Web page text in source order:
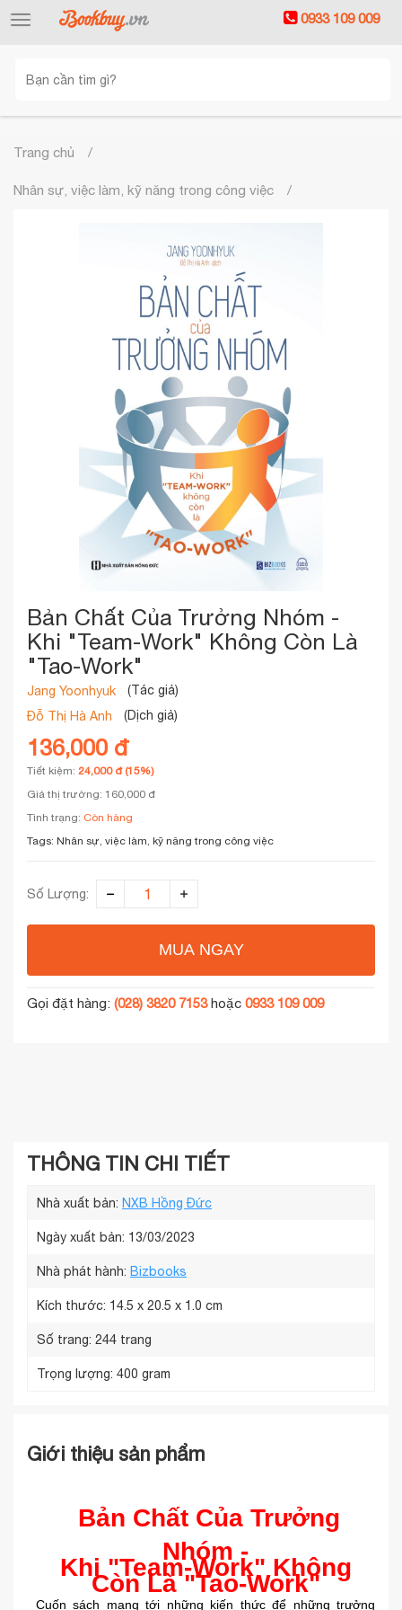
Toggle
0933 109 009
Trang chủ
Nhân sự, việc làm, kỹ năng trong công việc
Bản Chất Của Trưởng Nhóm -
Khi "Team-Work" Không Còn Là
"Tao-Work"
Jang Yoonhyuk
(Tác giả)
Đỗ Thị Hà Anh
(Dịch giả)
136,000 đ
Tiết kiệm: 24,000 đ (15%)
Giá thị trường: 160,000 đ
Tình trạng: Còn hàng
Tags: Nhân sự, việc làm, kỹ năng trong công việc
Số Lượng:
MUA NGAY
Gọi đặt hàng: (028) 3820 7153hoặc 0933 109 009
THÔNG TIN CHI TIẾT
Nhà xuất bản: NXB Hồng Đức
Ngày xuất bản: 13/03/2023
Nhà phát hành: Bizbooks
Kích thước: 14.5 x 20.5 x 1.0 cm
Số trang: 244 trang
Trọng lượng: 400 gram
Giới thiệu sản phẩm
Bản Chất Của Trưởng
Nhóm -
Khi "Team-Work" Không
Còn Là "Tao-Work"
Cuốn sách mang tới những kiến thức để những trưởng